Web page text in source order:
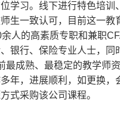
学习。线下进行特色培
生一致认可，目前这一
人的高素质专职和兼职
银行、保险专业人士，
最成熟、最稳定的教学师
年，进展顺利，如更换
式采购该公司课程。